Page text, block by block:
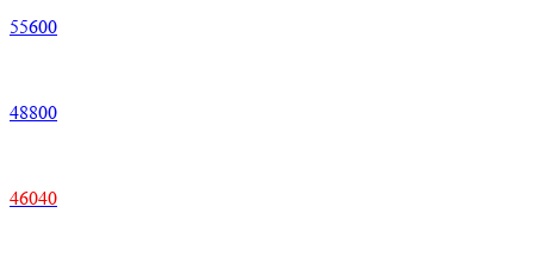
55600
48800
46040